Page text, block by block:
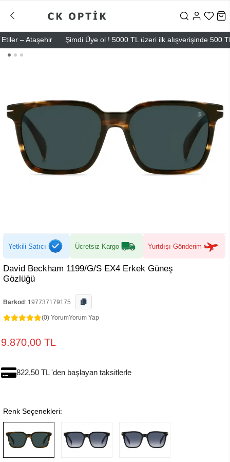
Şimdi Üye ol ! 5000 TL üzeri ilk alışverişinde 500 TL indirim
Yetkili Satıcı Ücretsiz Kargo Yurtdışı Gönderim
David Beckham 1199/G/S EX4 Erkek Güneş
Gözlüğü
Barkod : 197737179175
(0) YorumYorum Yap
9.870,00 TL
822,50 TL 'den başlayan taksitlerle
Renk Seçenekleri: